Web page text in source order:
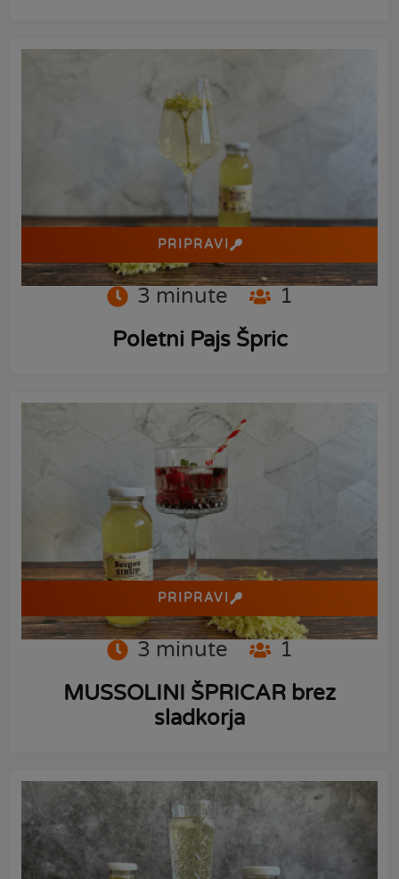
PRIPRAVI
3 minute
1
Poletni Pajs Špric
PRIPRAVI
3 minute
1
MUSSOLINI ŠPRICAR brez
sladkorja